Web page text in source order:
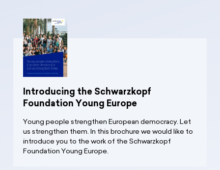
Introducing the Schwarzkopf
Foundation Young Europe
Young people strengthen European democracy. Let
us strengthen them. In this brochure we would like to
introduce you to the work of the Schwarzkopf
Foundation Young Europe.